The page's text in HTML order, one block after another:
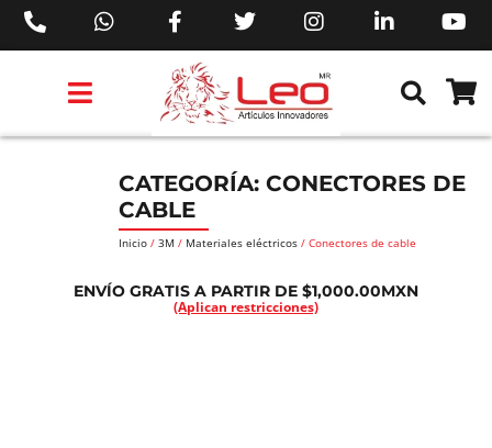
CATEGORÍA: CONECTORES DE
CABLE
Inicio / 3M / Materiales eléctricos / Conectores de cable
ENVÍO GRATIS A PARTIR DE $1,000.00MXN
(Aplican restricciones)